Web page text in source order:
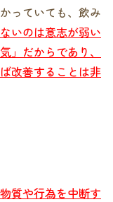
っていても、飲み
いのは意志が弱い
」だからであり、
改善することは非
質や行為を中断す